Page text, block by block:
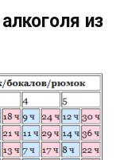
из